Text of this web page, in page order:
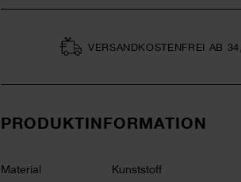
VERSAND­KOSTEN­FREI AB
PRODUKTINFORMATION
Material
Kunststoff